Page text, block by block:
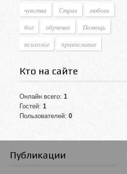
чувства
Страх
любовь
бог
обучение
Помощь
психолог
православие
Кто на сайте
Онлайн всего: 1
Гостей: 1
Пользователей: 0
Публикации